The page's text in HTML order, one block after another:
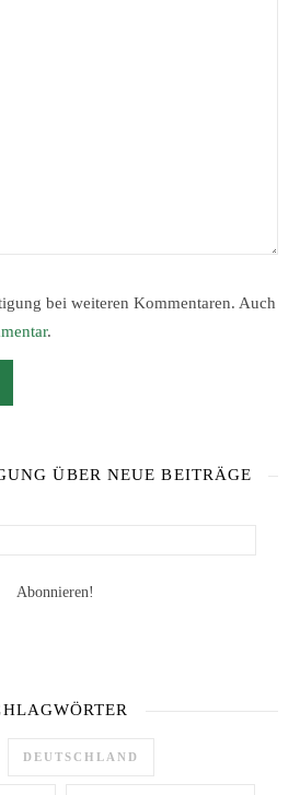
bei weiteren Kommentaren. Auch
.
ÜBER NEUE BEITRÄGE
DEUTSCHLAND